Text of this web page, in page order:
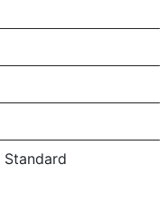
Standard